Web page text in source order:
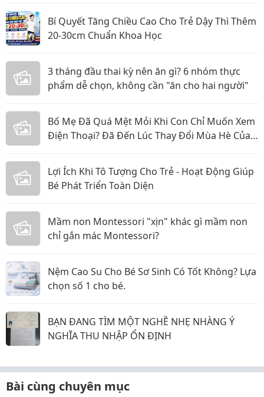
Bí Quyết Tăng Chiều Cao Cho Trẻ Dậy Thì Thêm
20-30cm Chuẩn Khoa Học
3 tháng đầu thai kỳ nên ăn gì? 6 nhóm thực
phẩm dễ chọn, không cần "ăn cho hai người"
Bố Mẹ Đã Quá Mệt Mỏi Khi Con Chỉ Muốn Xem
Điện Thoại? Đã Đến Lúc Thay Đổi Mùa Hè Của
Lợi Ích Khi Tô Tượng Cho Trẻ - Hoạt Động Giúp
Bé Phát Triển Toàn Diện
Mầm non Montessori "xịn" khác gì mầm non
chỉ gắn mác Montessori?
Nệm Cao Su Cho Bé Sơ Sinh Có Tốt Không? Lựa
chọn số 1 cho bé.
BẠN ĐANG TÌM MỘT NGHỀ NHẸ NHÀNG Ý
NGHĨA THU NHẬP ỔN ĐỊNH
Bài cùng chuyên mục